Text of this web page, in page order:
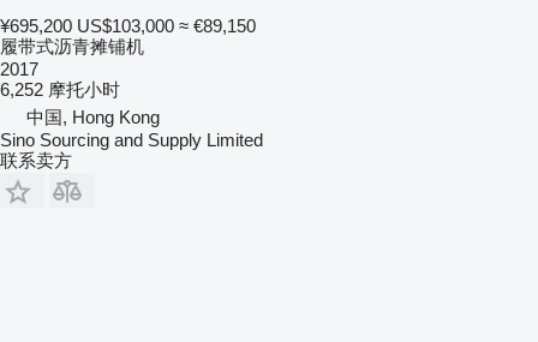
¥695,200 US$103,000 ≈ €89,150
履带式沥青摊铺机
2017
6,252 摩托小时
中国, Hong Kong
Sino Sourcing and Supply Limited
联系卖方